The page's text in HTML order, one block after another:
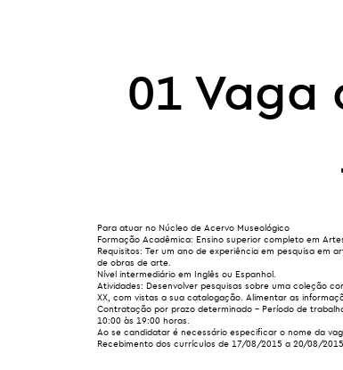
01 Vaga
Para atuar no Núcleo de Acervo Museológico
Formação Acadêmica: Ensino superior completo em
Requisitos: Ter um ano de experiência em pesquisa em
de obras de arte.
Nível intermediário em Inglês ou Espanhol.
Atividades: Desenvolver pesquisas sobre uma coleção
XX, com vistas a sua catalogação. Alimentar as
Contratação por prazo determinado – Período de
10:00 às 19:00 horas.
Ao se candidatar é necessário especificar o nome da
Recebimento dos currículos de 17/08/2015 a 20/08/